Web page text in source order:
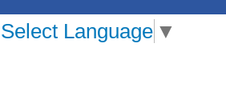
Select Language ▼